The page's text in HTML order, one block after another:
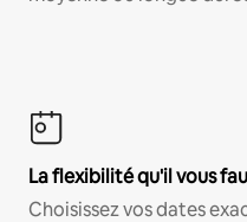
La flexibilité qu'il vous
Choisissez vos dates